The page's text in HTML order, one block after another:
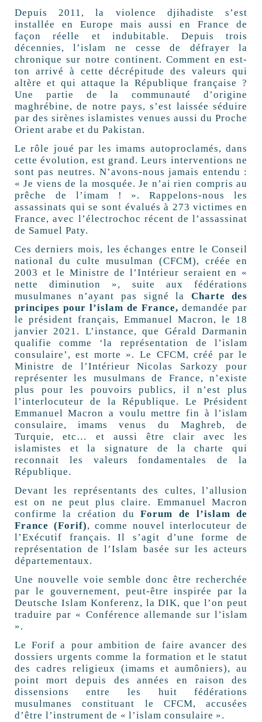
Depuis 2011, la violence djihadiste s’est
installée en Europe mais aussi en France de
façon réelle et indubitable. Depuis trois
décennies, l’islam ne cesse de défrayer la
chronique sur notre continent. Comment en est-
ton arrivé à cette décrépitude des valeurs qui
altère et qui attaque la République française ?
Une partie de la communauté d’origine
maghrébine, de notre pays, s’est laissée séduire
par des sirènes islamistes venues aussi du Proche
Orient arabe et du Pakistan.
Le rôle joué par les imams autoproclamés, dans
cette évolution, est grand. Leurs interventions ne
sont pas neutres. N’avons-nous jamais entendu :
« Je viens de la mosquée. Je n’ai rien compris au
prêche de l’imam ! ». Rappelons-nous les
assassinats qui se sont évalués à 273 victimes en
France, avec l’électrochoc récent de l’assassinat
de Samuel Paty.
Ces derniers mois, les échanges entre le Conseil
national du culte musulman (CFCM), créée en
2003 et le Ministre de l’Intérieur seraient en «
nette diminution », suite aux fédérations
musulmanes n’ayant pas signé la Charte des
principes pour l’islam de France,demandée par
le président français, Emmanuel Macron, le 18
janvier 2021. L’instance, que Gérald Darmanin
qualifie comme ‘la représentation de l’islam
consulaire’, est morte ». Le CFCM, créé par le
Ministre de l’Intérieur Nicolas Sarkozy pour
représenter les musulmans de France, n’existe
plus pour les pouvoirs publics, il n’est plus
l’interlocuteur de la République. Le Président
Emmanuel Macron a voulu mettre fin à l’islam
consulaire, imams venus du Maghreb, de
Turquie, etc… et aussi être clair avec les
islamistes et la signature de la charte qui
reconnait les valeurs fondamentales de la
République.
Devant les représentants des cultes, l’allusion
est on ne peut plus claire. Emmanuel Macron
confirme la création duForum de l’islam de
France (Forif), comme nouvel interlocuteur de
l’Exécutif français. Il s’agit d’une forme de
représentation de l’Islam basée sur les acteurs
départementaux.
Une nouvelle voie semble donc être recherchée
par le gouvernement, peut-être inspirée par la
Deutsche Islam Konferenz, la DIK, que l’on peut
traduire par « Conférence allemande sur l’islam
».
Le Forif a pour ambition de faire avancer des
dossiers urgents comme la formation et le statut
des cadres religieux (imams et aumôniers), au
point mort depuis des années en raison des
dissensions entre les huit fédérations
musulmanes constituant le CFCM, accusées
d’être l’instrument de « l’islam consulaire ».